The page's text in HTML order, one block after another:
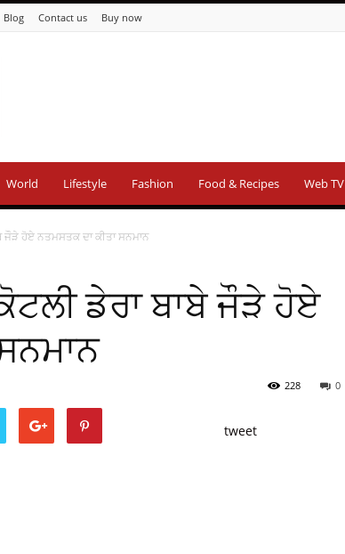
Blog Contact us Buy now
World Lifestyle Fashion Food & Recipes Web TV
ਜੌੜੇ ਹੋਏ ਨਤਮਸਤਕ ਦਾ ਕੀਤਾ ਸਨਮਾਨ
ਡੇਰਾ ਬਾਬੇ ਜੌੜੇ ਹੋਏ
0
228
tweet